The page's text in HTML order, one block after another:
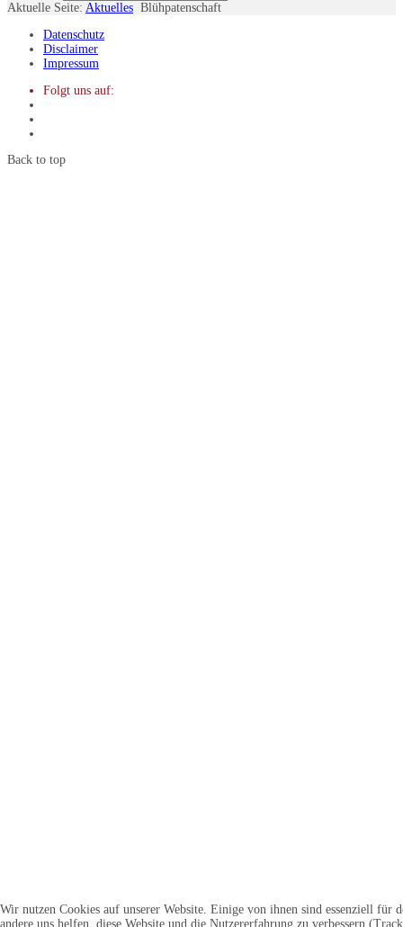
Aktuelle Seite: Aktuelles Blühpatenschaft
Datenschutz
Disclaimer
Impressum
Folgt uns auf:
Back to top
Wir nutzen Cookies auf unserer Website. Einige von ihnen sind essenziell für
andere uns helfen, diese Website und die Nutzererfahrung zu verbessern